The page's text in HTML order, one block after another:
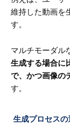
維持した動画を
す。
マルチモーダル
生成する場合に
で、かつ画像の
す。
生成プロセス